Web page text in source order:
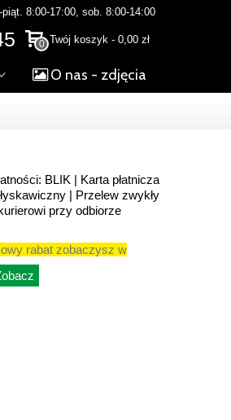
8:00-17:00, sob. 8:00-14:00
0 Twój koszyk - 0,00 zł
O nas - zdjęcia
BLIK | Karta płatnicza
| Przelew zwykły
przy odbiorze
rabat zobaczysz w